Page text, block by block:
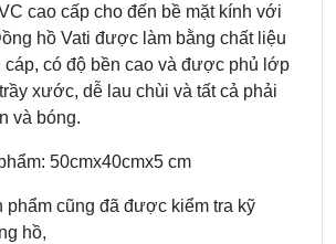
cao cấp cho đến bề mặt kính với
hồ Vati được làm bằng chất liệu
có độ bền cao và được phủ lớp
xước, dễ lau chùi và tất cả phải
và bóng.
50cmx40cmx5 cm
phẩm cũng đã được kiểm tra kỹ
hồ,